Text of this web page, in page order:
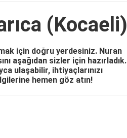
(Kocaeli)
için doğru yerdesiniz. Nuran
aşağıdan sizler için hazırladık.
ulaşabilir, ihtiyaçlarınızı
hemen göz atın!